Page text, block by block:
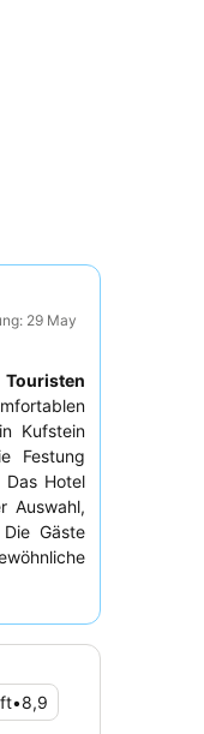
29 May
Touristen
Kufstein
Festung
Hotel
Auswahl,
Gäste
•8,9